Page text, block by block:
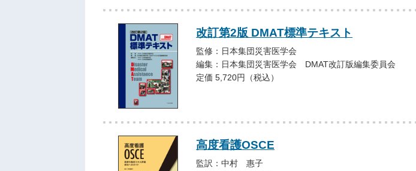
改訂第2版 DMAT標準テキスト
監修：日本集団災害医学会
編集：日本集団災害医学会 DMAT改訂版編集委員会
定価 5,720円（税込）
高度看護OSCE
監訳：中村 惠子